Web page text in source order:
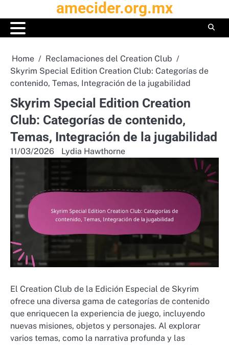
to
content
amecider.org.mx
Home
Reclamaciones del Creation Club
Skyrim Special Edition Creation Club: Categorías de
contenido, Temas, Integración de la jugabilidad
Skyrim Special Edition Creation
Club: Categorías de contenido,
Temas, Integración de la jugabilidad
11/03/2026 Lydia Hawthorne
El Creation Club de la Edición Especial de Skyrim
ofrece una diversa gama de categorías de contenido
que enriquecen la experiencia de juego, incluyendo
nuevas misiones, objetos y personajes. Al explorar
varios temas, como la narrativa profunda y las